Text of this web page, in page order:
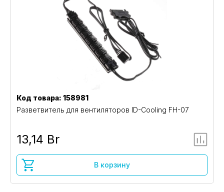
Код товара: 158981
Разветвитель для вентиляторов ID-Cooling FH-07
13,14 Br
В корзину